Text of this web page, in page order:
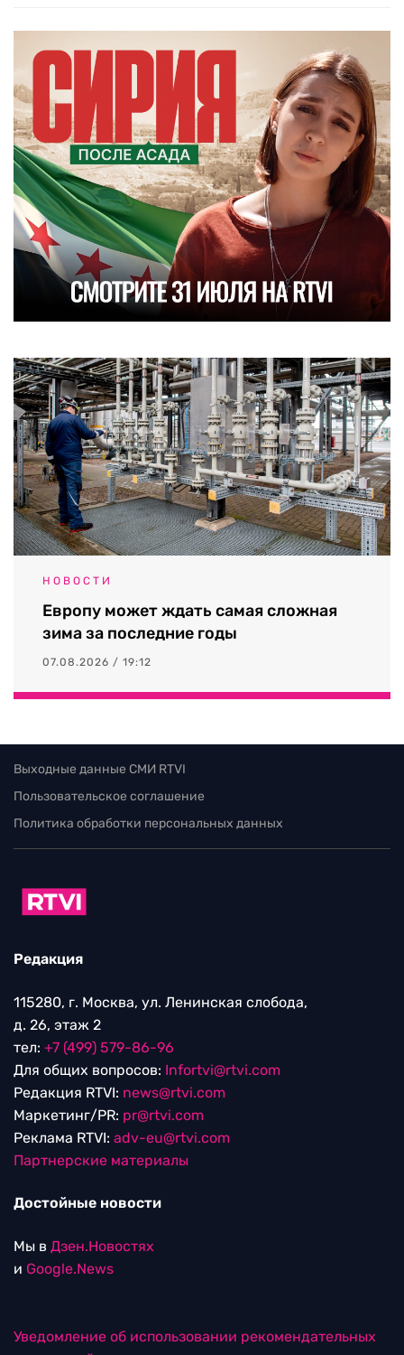
НОВОСТИ
Европу может ждать самая сложная
зима за последние годы
07.08.2026 / 19:12
Выходные данные СМИ RTVI
Пользовательское соглашение
Политика обработки персональных данных
Редакция
115280, г. Москва, ул. Ленинская слобода,
д. 26, этаж 2
тел: +7 (499) 579-86-96
Для общих вопросов: Infortvi@rtvi.com
Редакция RTVI: news@rtvi.com
Маркетинг/PR: pr@rtvi.com
Реклама RTVI: adv-eu@rtvi.com
Партнерские материалы
Достойные новости
Мы в Дзен.Новостях
и Google.News
Уведомление об использовании рекомендательных